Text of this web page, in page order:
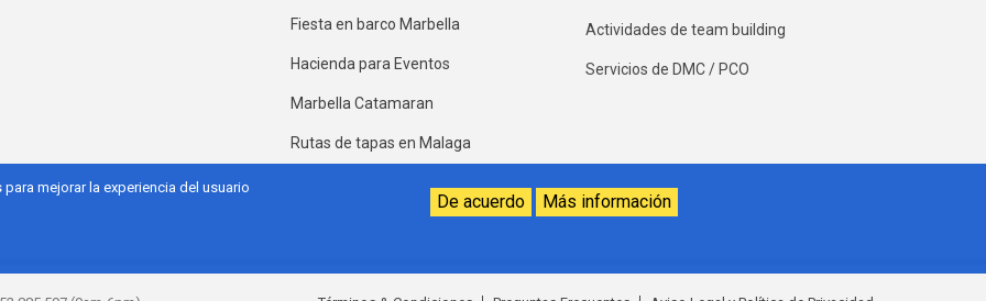
Fiesta en barco Marbella
Hacienda para Eventos
Marbella Catamaran
Rutas de tapas en Malaga
Actividades de team building
Servicios de DMC / PCO
mejorar la experiencia del usuario
De acuerdo Más información